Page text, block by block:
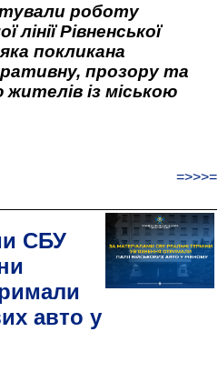
роботу
лінії Рівненської
покликана
прозору та
із міською
=>>>=
СБУ
авто у